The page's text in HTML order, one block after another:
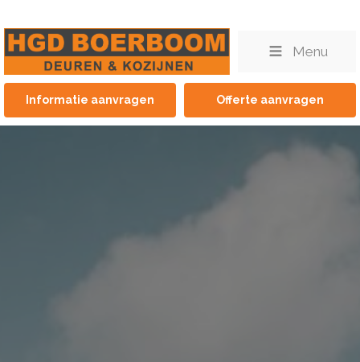
Menu
Informatie aanvragen Offerte aanvragen